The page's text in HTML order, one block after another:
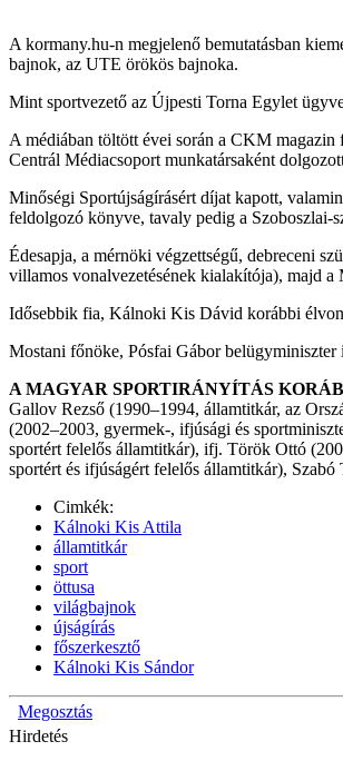
A kormany.hu-n megjelenő bemutatásban
bajnok, az UTE örökös bajnoka.
Mint sportvezető az Újpesti Torna Egylet
A médiában töltött évei során a CKM
Centrál Médiacsoport munkatársaként
Minőségi Sportújságírásért díjat kapott,
feldolgozó könyve, tavaly pedig a Szoboszlai-
Édesapja, a mérnöki végzettségű, debreceni
villamos vonalvezetésének kialakítója), majd
Idősebbik fia, Kálnoki Kis Dávid korábbi
Mostani főnöke, Pósfai Gábor belügyminiszter
A MAGYAR SPORTIRÁNYÍTÁS
Gallov Rezső (1990–1994, államtitkár, az
(2002–2003, gyermek-, ifjúsági és
sportért felelős államtitkár), ifj. Török Ottó
sportért és ifjúságért felelős államtitkár),
Cimkék:
Kálnoki Kis Attila
államtitkár
sport
öttusa
világbajnok
újságírás
főszerkesztő
Kálnoki Kis Sándor
Megosztás
Hirdetés